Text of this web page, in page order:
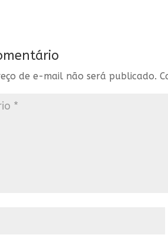
de e-mail não será publicado.